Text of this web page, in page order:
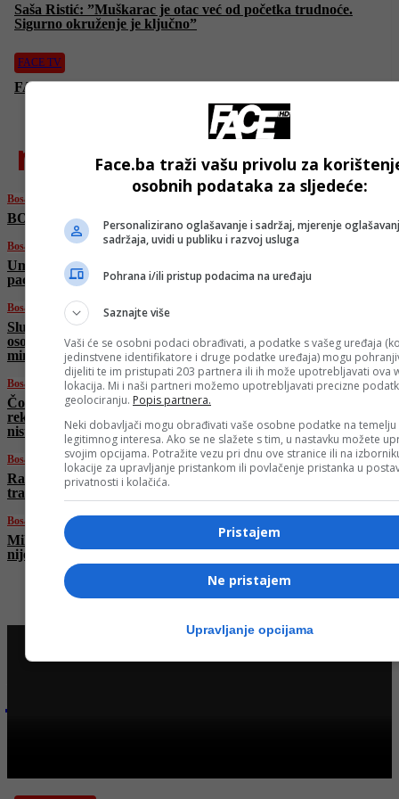
Saša Ristić: ”Muškarac je otac već od početka trudnoće.
Sigurno okruženje je ključno”
FACE TV
FACE anketa: Koliko je uloga oca značajna u odgoju djece?
najnovije
Bosanski vjestnik
BOSANSKI VJESTNIK – 20. 6. 2025.
Bosanski vjestnik
Umjetna inteligencija u medicini: Sigurnost
pacijenata i etički principi na prvom mjestu!
Bosanski vjestnik
Slučaj Viaduct: SIPA saslušala više od pet
osoba, navodno saslušani i pojedinci iz Vijeća
ministara?
Bosanski vjestnik
Čović razvalio plan Trojke: Nema
rekonstrukcije Vijeća ministara! Vuković: Srbi
nisu zastupljeni!
Bosanski vjestnik
Raspada li se SDS? Bivši predsjednici SDS-a
tražili smjenu Miličevića, stranka ga podržala
Bosanski vjestnik
Milorad Dodik: RS ima alternativu! Moskva
nije daleko! Da nas nisu okupirali…
Face.ba traži vašu privolu za
osobnih podataka za sljedeće:
Personalizirano oglašavanje i sadržaj, mjerenje
sadržaja, uvidi u publiku i razvoj usluga
Pohrana i/ili pristup podacima na uređaju
Saznajte više
Vaši će se osobni podaci obrađivati, a podatke s vašeg uređaja
jedinstvene identifikatore i druge podatke uređaja) mogu
dijeliti te im pristupati 203 partnera ili ih može upotrebljavati ova
lokacija. Mi i naši partneri možemo upotrebljavati precizne
geolociranju. Popis partnera.
Neki dobavljači mogu obrađivati vaše osobne podatke na temelju
legitimnog interesa. Ako se ne slažete s tim, u nastavku možete
svojim opcijama. Potražite vezu pri dnu ove stranice ili na
lokacije za upravljanje pristankom ili povlačenje pristanka u
privatnosti i kolačića.
Pristajem
Ne pristajem
Upravljanje opcijama